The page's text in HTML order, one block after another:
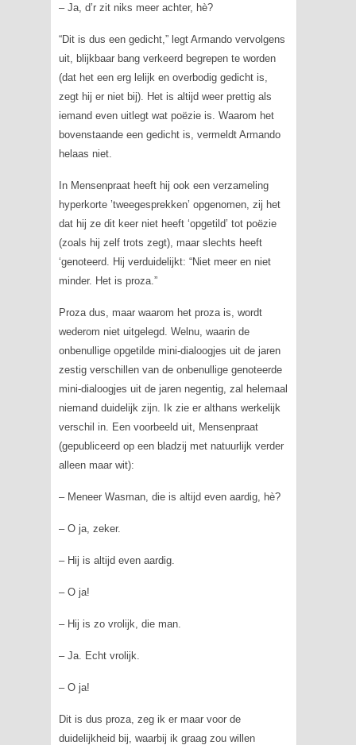
– Ja, d’r zit niks meer achter, hè?
“Dit is dus een gedicht,” legt Armando vervolgens
uit, blijkbaar bang verkeerd begrepen te worden
(dat het een erg lelijk en overbodig gedicht is,
zegt hij er niet bij). Het is altijd weer prettig als
iemand even uitlegt wat poëzie is. Waarom het
bovenstaande een gedicht is, vermeldt Armando
helaas niet.
In Mensenpraatheeft hij ook een verzameling
hyperkorte ’tweegesprekken’ opgenomen, zij het
dat hij ze dit keer niet heeft ‘opgetild’ tot poëzie
(zoals hij zelf trots zegt), maar slechts heeft
‘genoteerd. Hij verduidelijkt: “Niet meer en niet
minder. Het is proza.”
Proza dus, maar waarom het proza is, wordt
wederom niet uitgelegd. Welnu, waarin de
onbenullige opgetilde mini-dialoogjes uit de jaren
zestig verschillen van de onbenullige genoteerde
mini-dialoogjes uit de jaren negentig, zal helemaal
niemand duidelijk zijn. Ik zie er althans werkelijk
verschil in. Een voorbeeld uit, Mensenpraat
(gepubliceerd op een bladzij met natuurlijk verder
alleen maar wit):
– Meneer Wasman, die is altijd even aardig, hè?
– O ja, zeker.
– Hij is altijd even aardig.
– O ja!
– Hij is zo vrolijk, die man.
– Ja. Echt vrolijk.
– O ja!
Dit is dus proza, zeg ik er maar voor de
duidelijkheid bij, waarbij ik graag zou willen